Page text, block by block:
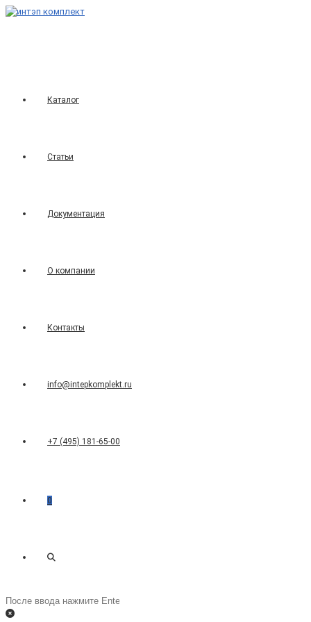
Перейти
Каталог
Статьи
Документация
О компании
Контакты
info@intepkomplekt.ru
+7 (495) 181-65-00
0
Переключить
Поиск
на